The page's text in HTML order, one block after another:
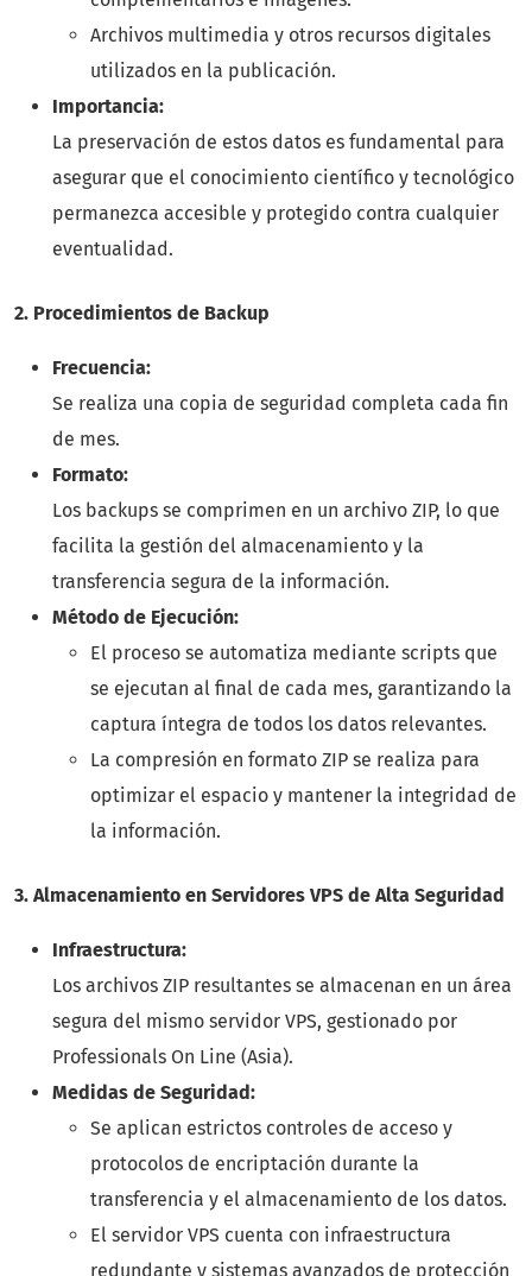
Archivos multimedia y otros recursos digitales
utilizados en la publicación.
Importancia:
La preservación de estos datos es fundamental para
asegurar que el conocimiento científico y tecnológico
permanezca accesible y protegido contra cualquier
eventualidad.
2. Procedimientos de Backup
Frecuencia:
Se realiza una copia de seguridad completa cada fin
de mes.
Formato:
Los backups se comprimen en un archivo ZIP, lo que
facilita la gestión del almacenamiento y la
transferencia segura de la información.
Método de Ejecución:
El proceso se automatiza mediante scripts que
se ejecutan al final de cada mes, garantizando la
captura íntegra de todos los datos relevantes.
La compresión en formato ZIP se realiza para
optimizar el espacio y mantener la integridad de
la información.
3. Almacenamiento en Servidores VPS de Alta Seguridad
Infraestructura:
Los archivos ZIP resultantes se almacenan en un área
segura del mismo servidor VPS, gestionado por
Professionals On Line (Asia).
Medidas de Seguridad:
Se aplican estrictos controles de acceso y
protocolos de encriptación durante la
transferencia y el almacenamiento de los datos.
El servidor VPS cuenta con infraestructura
redundante y sistemas avanzados de protección